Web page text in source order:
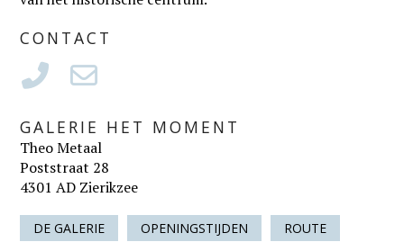
CONTACT
GALERIE HET MOMENT
Theo Metaal
Poststraat 28
4301 AD Zierikzee
DE GALERIE OPENINGSTIJDEN ROUTE